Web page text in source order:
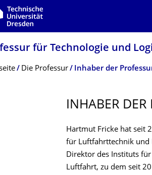
für Technologie und
Menü
Die Professur Inhaber der
INHABER DER
Hartmut Fricke hat seit
für Luftfahrttechnik und
Direktor des Instituts
Luftfahrt, zu dem seit